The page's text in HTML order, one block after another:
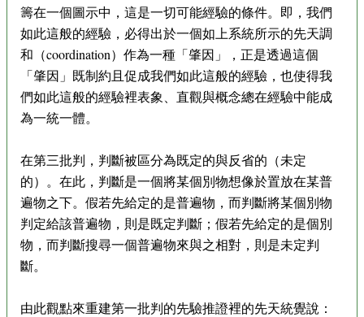
籌在一個圖示中，這是一切可能經驗的條件。即，我們
如此這般的經驗，必得出於一個如上系統所示的先天調
和（coordination）作為一種「肇因」，正是透過這個
「肇因」既制約且促成我們如此這般的經驗，也使得我
們如此這般的經驗裡表象、直觀與概念總在經驗中能成
為一統一體。
在第三批判，判斷被區分為既定的與反省的（未定
的）。在此，判斷是一個將某個別物想像於置放在某普
遍物之下。假若先給定的是普遍物，而判斷將某個別物
判定給該普遍物，則是既定判斷；假若先給定的是個別
物，而判斷搜尋一個普遍物來與之相對，則是未定判
斷。
由此觀點來重建第一批判的先驗推證裡的先天統覺說：